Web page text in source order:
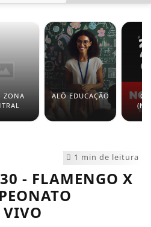
ZONA
ALÔ EDUCAÇÃO
1 min de leitura
- FLAMENGO X